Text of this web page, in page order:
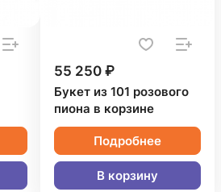
55 250 ₽
Букет из 101 розового
пиона в корзине
Подробнее
В корзину